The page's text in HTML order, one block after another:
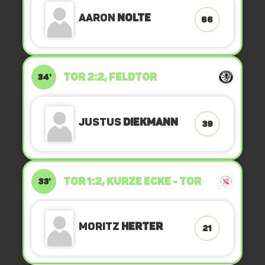
Aaron Nolte 66
34' TOR 2:2, FELDTOR
JustusDiekmann 39
33' TOR 1:2, KURZE ECKE - TOR
Moritz Herter 21